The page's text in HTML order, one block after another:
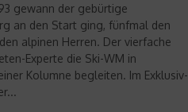
gewann der gebürtige
an den Start ging, fünfmal den
alpinen Herren. Der vierfache
Experte die Ski-WM in
Kolumne begleiten. Im Exklusiv-